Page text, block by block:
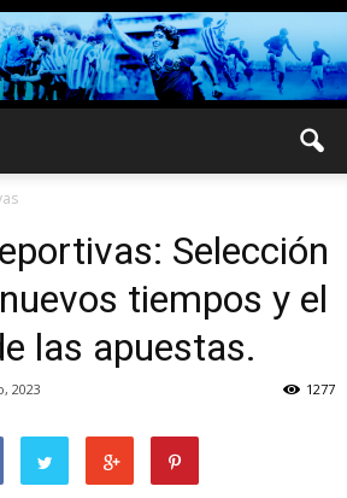
Selección
tiempos y el
las apuestas.
2023 1277